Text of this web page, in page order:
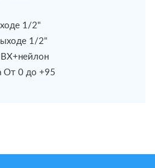
1/2"
1/2"
От 0 до +95